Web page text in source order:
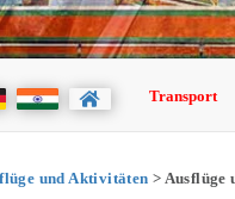
Transport
und Aktivitäten > Ausflüge